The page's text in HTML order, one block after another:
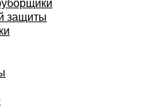
защиты